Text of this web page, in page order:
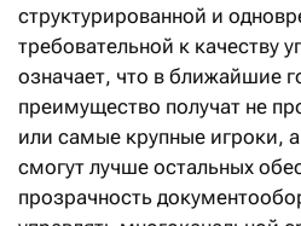
структурированной и
требовательной к качеству
означает, что в ближайшие
преимущество получат не
или самые крупные игроки,
смогут лучше остальных
прозрачность